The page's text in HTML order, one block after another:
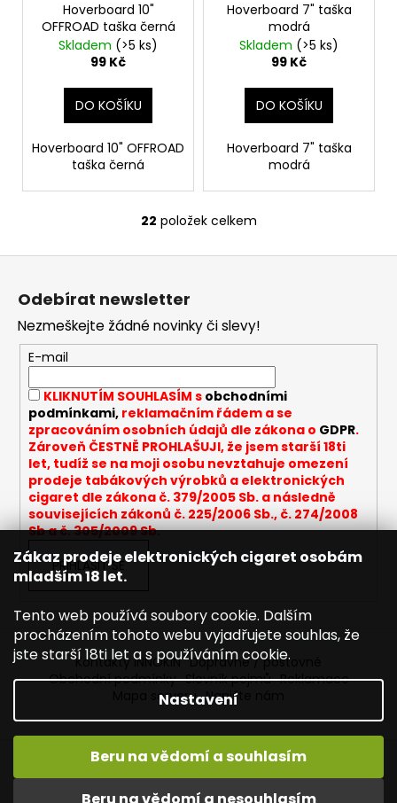
Zákaz prodeje elektronických cigaret osobám
mladším 18 let.
Tento web používá soubory cookie. Dalším
procházením tohoto webu vyjadřujete souhlas, že
jste starší 18ti let a s používáním cookie.
Nastavení
Beru na vědomí a souhlasím
Vítejte ve světě INNOKIN. Nabízíme Vám to nejlepší ze světa
vapingu. DORUČENÍ ZDARMA nad 1000,- kč / 50 EURO!
Hoverboard 10"
OFFROAD taška černá
Skladem (>5 ks)
99 Kč
DO KOŠÍKU
Hoverboard 10" OFFROAD
taška černá
Hoverboard 7" taška
modrá
Skladem (>5 ks)
99 Kč
DO KOŠÍKU
Hoverboard 7" taška
modrá
O
v
a
c
í
p
r
v
k
y
v
ý
p
s
22 položek celkem
Odebírat newsletter
Nezmeškejte žádné novinky či slevy!
E-mail
KLIKNUTÍM SOUHLASÍM s obchodními
podmínkami,reklamačním řádem a se
zpracováním osobních údajů dle zákona o GDPR.
Zároveň ČESTNĚ PROHLAŠUJI, že jsem starší 18ti
let, tudíž se na moji osobu nevztahuje omezení
prodeje tabákových výrobků a elektronických
cigaret dle zákona č. 379/2005 Sb. a následně
souvisejících zákonů č. 225/2006 Sb., č. 274/2008
Sb a č. 305/2009 Sb.
PŘIHLÁSIT SE
Kontakty INNOKIN Dopravné / poštovné
Obchodní podmínky Slovník pojmů Reklamace
Mapa serveru Napište nám
Vytvořil Shoptet
Copyright 2026INNOKIN - Specialista na e-cigarety.
Všechna práva vyhrazena. Upravit nastavení cookies